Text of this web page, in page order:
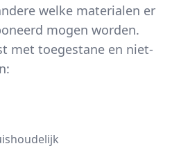
welke materialen er
mogen worden.
met toegestane en niet-